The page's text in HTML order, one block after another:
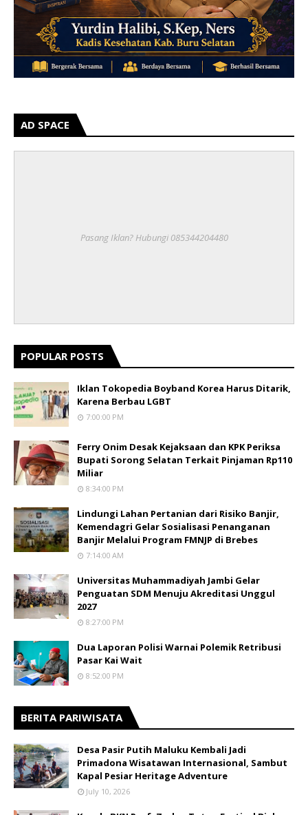
AD SPACE
Pasang Iklan? Hubungi 085344204480
POPULAR POSTS
Iklan Tokopedia Boyband Korea Harus Ditarik,
Karena Berbau LGBT
7:00:00 PM
Ferry Onim Desak Kejaksaan dan KPK Periksa
Bupati Sorong Selatan Terkait Pinjaman Rp110
Miliar
8:34:00 PM
Lindungi Lahan Pertanian dari Risiko Banjir,
Kemendagri Gelar Sosialisasi Penanganan
Banjir Melalui Program FMNJP di Brebes
7:14:00 AM
Universitas Muhammadiyah Jambi Gelar
Penguatan SDM Menuju Akreditasi Unggul
2027
8:27:00 PM
Dua Laporan Polisi Warnai Polemik Retribusi
Pasar Kai Wait
8:52:00 PM
BERITA PARIWISATA
​Desa Pasir Putih Maluku Kembali Jadi
Primadona Wisatawan Internasional, Sambut
Kapal Pesiar Heritage Adventure
July 10, 2026